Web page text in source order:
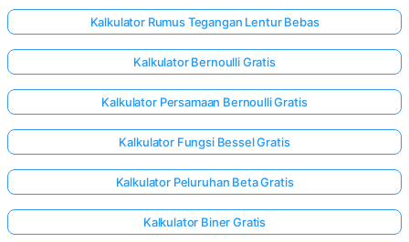
Kalkulator Rumus Tegangan Lentur Bebas
Kalkulator Bernoulli Gratis
Kalkulator Persamaan Bernoulli Gratis
Kalkulator Fungsi Bessel Gratis
Kalkulator Peluruhan Beta Gratis
Kalkulator Biner Gratis